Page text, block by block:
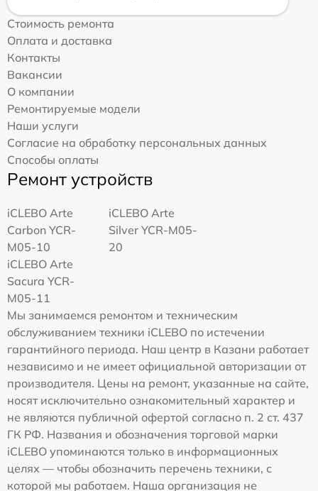
Стоимость ремонта
Оплата и доставка
Контакты
Вакансии
О компании
Ремонтируемые модели
Наши услуги
Согласие на обработку персональных данных
Способы оплаты
Ремонт устройств
iCLEBO Arte
Carbon YCR-
M05-10
iCLEBO Arte
Silver YCR-M05-
20
iCLEBO Arte
Sacura YCR-
M05-11
Мы занимаемся ремонтом и техническим
обслуживанием техники iCLEBO по истечении
гарантийного периода. Наш центр в Казани работает
независимо и не имеет официальной авторизации от
производителя. Цены на ремонт, указанные на сайте,
носят исключительно ознакомительный характер и
не являются публичной офертой согласно п. 2 ст. 437
ГК РФ. Названия и обозначения торговой марки
iCLEBO упоминаются только в информационных
целях — чтобы обозначить перечень техники, с
которой мы работаем. Наша организация не